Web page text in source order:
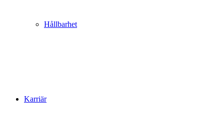
Hållbarhet
Karriär